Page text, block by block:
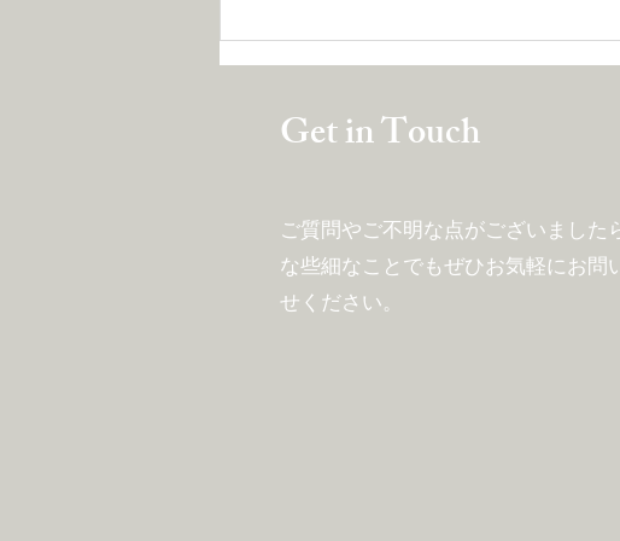
与えるならぜひ「ある程度の
量」を！
Get in Touch
ご質問やご不明な点がございました
な些細なことでもぜひお気軽にお問
せください。